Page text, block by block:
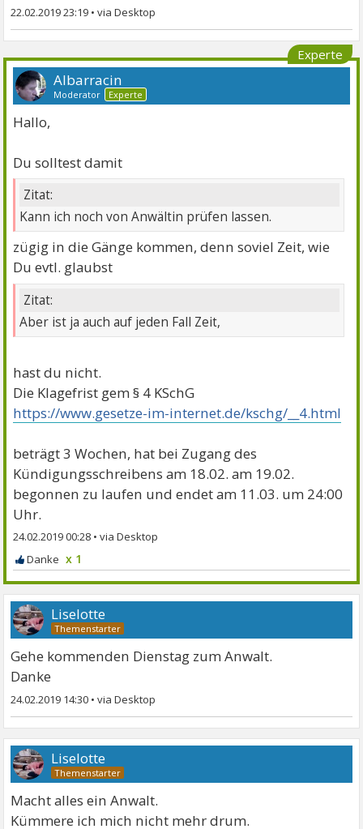
22.02.2019 23:19 •
Experte
Albarracin
Moderator Experte
Hallo,
Du solltest damit
Zitat:
Kann ich noch von Anwältin prüfen lassen.
zügig in die Gänge kommen, denn soviel Zeit, wie
Du evtl. glaubst
Zitat:
Aber ist ja auch auf jeden Fall Zeit,
hast du nicht.
Die Klagefrist gem § 4 KSchG
https://www.gesetze-im-internet.de/kschg/__4.html
beträgt 3 Wochen, hat bei Zugang des
Kündigungsschreibens am 18.02. am 19.02.
begonnen zu laufen und endet am 11.03. um 24:00
Uhr.
24.02.2019 00:28 •
x 1
Liselotte
Gehe kommenden Dienstag zum Anwalt.
Danke
24.02.2019 14:30 •
Liselotte
Macht alles ein Anwalt.
Kümmere ich mich nicht mehr drum.